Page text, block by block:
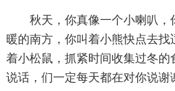
秋天，你真像一个小喇叭，
暖的南方，你叫着小熊快点去找
着小松鼠，抓紧时间收集过冬的
说话，们一定每天都在对你说谢